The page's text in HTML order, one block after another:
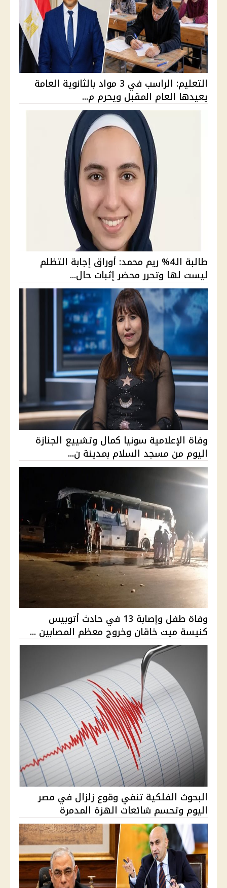
التعليم: الراسب في 3 مواد بالثانوية العامة
يعيدها العام المقبل ويحرم م...
طالبة الـ4% ريم محمد: أوراق إجابة التظلم
ليست لها وتحرر محضر إثبات حال...
وفاة الإعلامية سونيا كمال وتشييع الجنازة
اليوم من مسجد السلام بمدينة ن...
وفاة طفل وإصابة 13 في حادث أتوبيس
كنيسة ميت خاقان وخروج معظم المصابين ...
البحوث الفلكية تنفي وقوع زلزال في مصر
اليوم وتحسم شائعات الهزة المدمرة